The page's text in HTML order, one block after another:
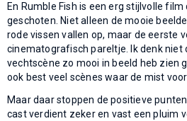
En Rumble Fish is een erg stijlvolle
geschoten. Niet alleen de mooie
rode vissen vallen op, maar de eerste
cinematografisch pareltje. Ik denk niet
vechtscène zo mooi in beeld heb zien
ook best veel scènes waar de mist
Maar daar stoppen de positieve
cast verdient zeker en vast een pluim